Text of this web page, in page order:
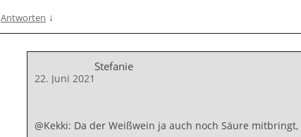
Antworten ↓
Stefanie
22. Juni 2021
@Kekki: Da der Weißwein ja auch noch Säure